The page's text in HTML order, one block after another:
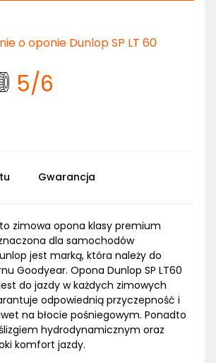
o oponie Dunlop SP LT 60
5/6
Gwarancja
to zimowa opona klasy premium
dla samochodów
jest marką, która należy do
Goodyear. Opona Dunlop SP LT60
do jazdy w każdych zimowych
odpowiednią przyczepność i
na błocie pośniegowym. Ponadto
hydrodynamicznym oraz
komfort jazdy.